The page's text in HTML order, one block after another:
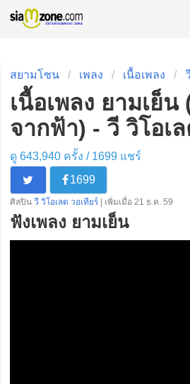
สยามโซน เพลง เนื้อเพลง
เนื้อเพลง ยามเย็น
จากฟ้า) - วี วิโอเ
ดู 643,940 ครั้ง / 1699แชร์
1699
ศิลปิน วี วิโอเลต วอเทียร์ | เพิ่มเมื่อ 21 ธ.ค. 59
ฟังเพลง ยามเย็น